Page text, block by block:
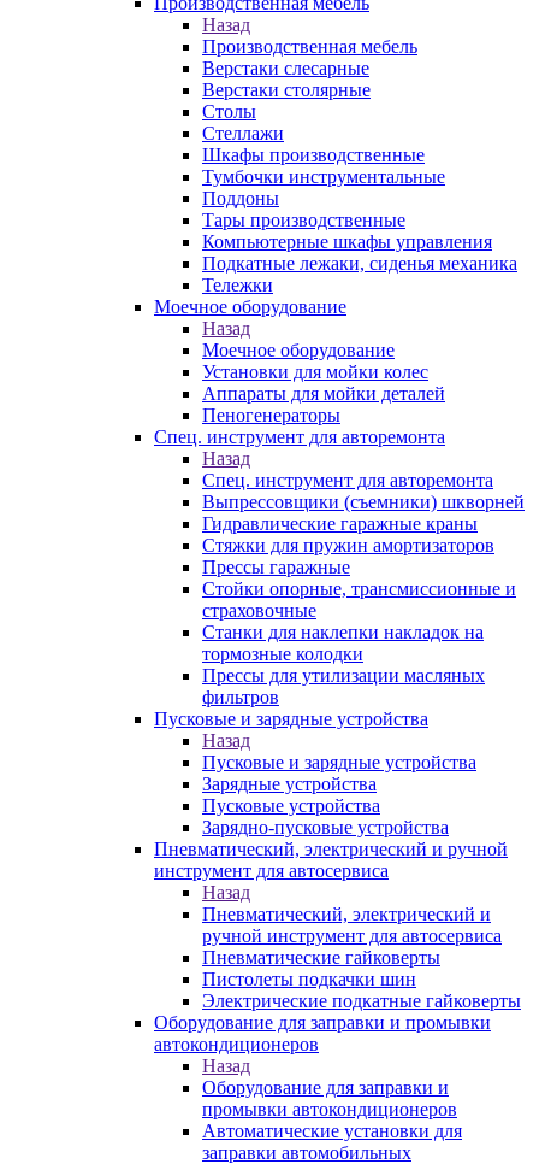
Назад
Производственная мебель
Верстаки слесарные
Верстаки столярные
Столы
Стеллажи
Шкафы производственные
Тумбочки инструментальные
Поддоны
Тары производственные
Компьютерные шкафы управления
Подкатные лежаки, сиденья механика
Тележки
Моечное оборудование
Назад
Моечное оборудование
Установки для мойки колес
Аппараты для мойки деталей
Пеногенераторы
Спец. инструмент для авторемонта
Назад
Спец. инструмент для авторемонта
Выпрессовщики (съемники) шкворней
Гидравлические гаражные краны
Стяжки для пружин амортизаторов
Прессы гаражные
Стойки опорные, трансмиссионные и
страховочные
Станки для наклепки накладок на
тормозные колодки
Прессы для утилизации масляных
фильтров
Пусковые и зарядные устройства
Назад
Пусковые и зарядные устройства
Зарядные устройства
Пусковые устройства
Зарядно-пусковые устройства
Пневматический, электрический и ручной
инструмент для автосервиса
Назад
Пневматический, электрический и
ручной инструмент для автосервиса
Пневматические гайковерты
Пистолеты подкачки шин
Электрические подкатные гайковерты
Оборудование для заправки и промывки
автокондиционеров
Назад
Оборудование для заправки и
промывки автокондиционеров
Автоматические установки для
заправки автомобильных